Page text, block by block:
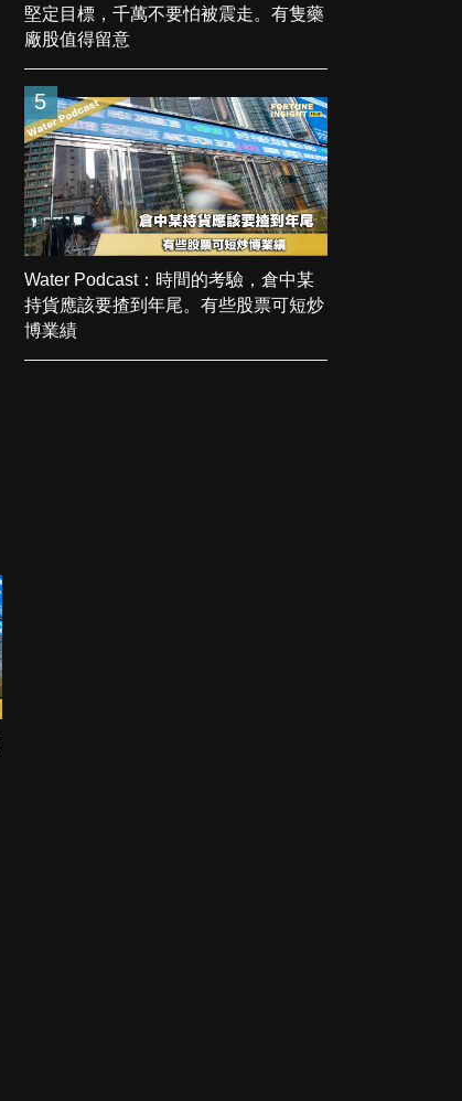
堅定目標，千萬不要怕被震走。有隻藥
廠股值得留意
5
Water Podcast：時間的考驗，倉中某
持貨應該要揸到年尾。有些股票可短炒
博業績